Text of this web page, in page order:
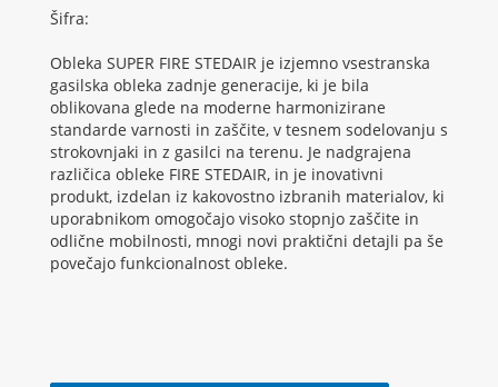
Šifra:
Obleka SUPER FIRE STEDAIR je izjemno vsestranska
gasilska obleka zadnje generacije, ki je bila
oblikovana glede na moderne harmonizirane
standarde varnosti in zaščite, v tesnem sodelovanju s
strokovnjaki in z gasilci na terenu. Je nadgrajena
različica obleke FIRE STEDAIR, in je inovativni
produkt, izdelan iz kakovostno izbranih materialov, ki
uporabnikom omogočajo visoko stopnjo zaščite in
odlične mobilnosti, mnogi novi praktični detajli pa še
povečajo funkcionalnost obleke.